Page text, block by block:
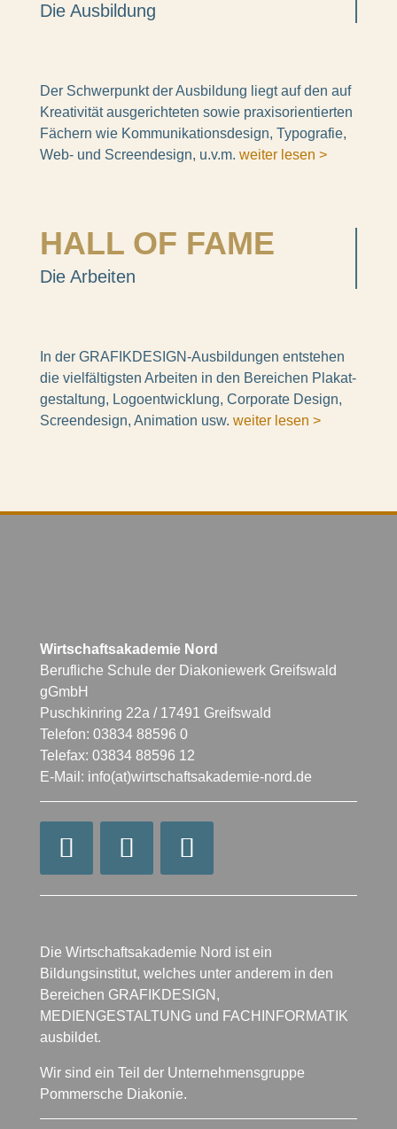
Die Ausbil­dung
Der Schwer­punkt der Ausbil­dung liegt auf den auf
Krea­ti­vi­tät ausge­rich­te­ten sowie praxis­ori­en­tier­ten
Fächern wie Kommu­ni­ka­ti­ons­de­sign, Typo­gra­fie,
Web- und Screen­de­sign, u.v.m. weiter lesen >
HALL OF FAME
Die Arbei­ten
In der GRAFIK­DE­SIGN-Ausbil­dun­gen entste­hen
die viel­fäl­tigs­ten Arbei­ten in den Berei­chen Plakat­
ge­stal­tung, Logo­ent­wick­lung, Corpo­rate Design,
Screen­de­sign, Anima­tion usw. weiter lesen >
Wirtschaftsakademie Nord
Berufliche Schule der Diakoniewerk Greifswald
gGmbH
Puschkinring 22a / 17491 Greifswald
Telefon: 03834 88596 0
Telefax: 03834 88596 12
E-Mail: info(at)wirtschaftsakademie-nord.de
Die Wirtschaftsakademie Nord ist ein
Bildungsinstitut, welches unter anderem in den
Bereichen GRAFIKDESIGN,
MEDIENGESTALTUNG und FACHINFORMATIK
ausbildet.
Wir sind ein Teil der Unternehmensgruppe
Pommersche Diakonie.